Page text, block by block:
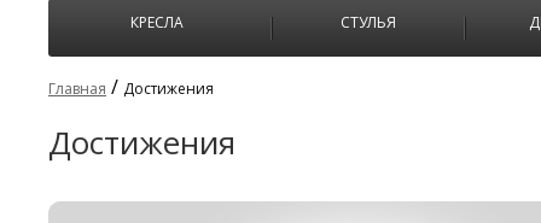
КРЕСЛА СТУЛЬЯ
Главная / Достижения
Достижения